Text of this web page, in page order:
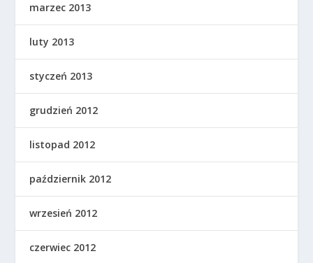
marzec 2013
luty 2013
styczeń 2013
grudzień 2012
listopad 2012
październik 2012
wrzesień 2012
czerwiec 2012